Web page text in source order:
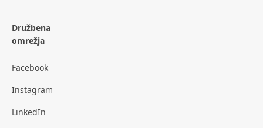
Družbena
omrežja
Facebook
Instagram
LinkedIn